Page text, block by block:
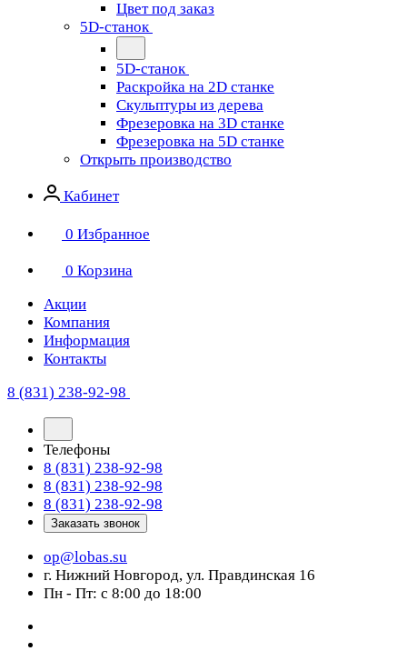
Цвет под заказ
5D-станок
5D-станок
Раскройка на 2D станке
Скульптуры из дерева
Фрезеровка на 3D станке
Фрезеровка на 5D станке
Открыть производство
Кабинет
0 Избранное
0 Корзина
Акции
Компания
Информация
Контакты
8 (831) 238-92-98
Телефоны
8 (831) 238-92-98
8 (831) 238-92-98
8 (831) 238-92-98
Заказать звонок
op@lobas.su
г. Нижний Новгород, ул. Правдинская 16
Пн - Пт: с 8:00 до 18:00